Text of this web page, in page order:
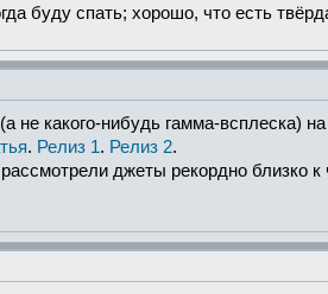
буду спать; хорошо, что есть
не какого-нибудь гамма-всплеска)
. Релиз 1. Релиз 2.
джеты рекордно